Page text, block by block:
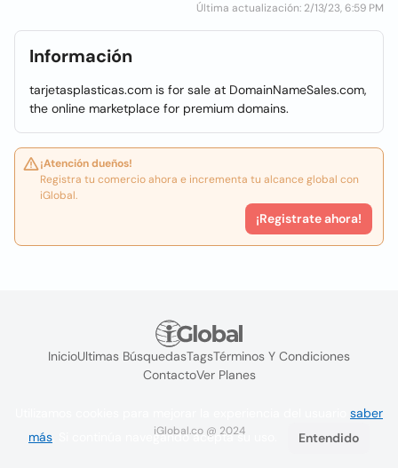
Última actualización: 2/13/23, 6:59 PM
Información
tarjetasplasticas.com is for sale at DomainNameSales.com,
the online marketplace for premium domains.
¡Atención dueños!
Registra tu comercio ahora e incrementa tu alcance global con
iGlobal.
¡Registrate ahora!
InicioUltimas BúsquedasTagsTérminos Y Condiciones
ContactoVer Planes
iGlobal.co @ 2024
saber
más . Si continúa navegando acepta su uso. Entendido